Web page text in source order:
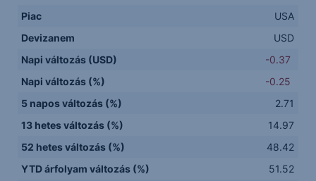
Piac
USA
Devizanem
USD
Napi változás (USD)
-0.37
Napi változás (%)
-0.25
5 napos változás (%)
2.71
13 hetes változás (%)
14.97
52 hetes változás (%)
48.42
YTD árfolyam változás (%)
51.52